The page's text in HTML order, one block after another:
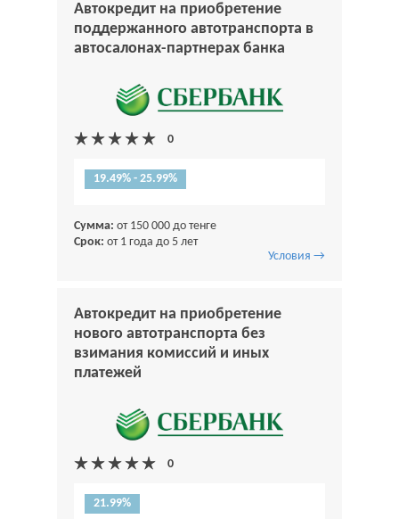
Автокредит на приобретение
поддержанного автотранспорта в
автосалонах-партнерах банка
19.49% - 25.99%
Сумма: от 150 000 до тенге
Срок: от 1 года до 5 лет
Условия →
Автокредит на приобретение
нового автотранспорта без
взимания комиссий и иных
платежей
21.99%